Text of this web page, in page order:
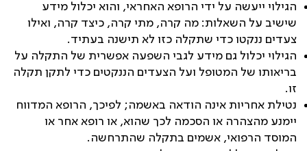
הגילוי ייעשה על ידי הרופא האחראי, והוא יכלול מידע
שישיב על השאלות: מה קרה, מתי קרה, כיצד קרה, ואילו
צעדים ננקטו כדי שתקלה כזו לא תישנה בעתיד.
הגילוי יכלול גם מידע לגבי השפעה אפשרית של התקלה על
בריאותו של המטופל ועל הצעדים הננקטים כדי לתקן תקלה
זו.
נטילת אחריות אינה הודאה באשמה; לפיכך, הרופא המדווח
יימנע מהצהרה או הסכמה לכך שהוא, או רופא אחר או
המוסד הרפואי, אשמים בתקלה שהתרחשה.